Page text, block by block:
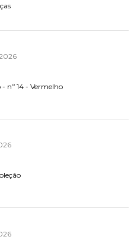
nº 14 - Vermelho